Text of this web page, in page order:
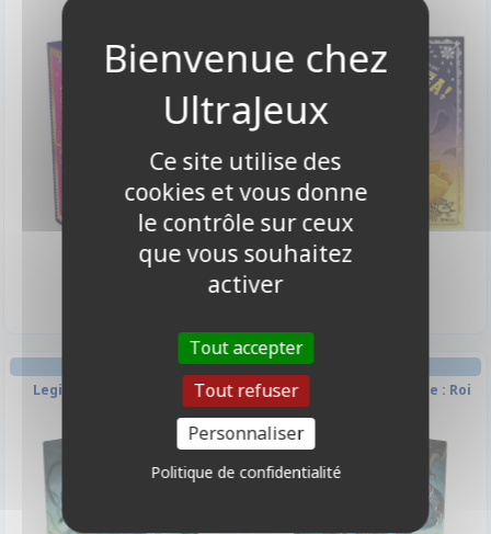
10,90 €
Disponible
20,00 €
STRATÉGIE JEU À DEUX
Legions : Abyss Universe :
STRATÉGIE JEU À DEUX
Legions : Abyss Universe : Roi
-10%
Ce site utilise des
cookies et vous donne
le contrôle sur ceux
que vous souhaitez
activer
Tout accepter
Tout refuser
Personnaliser
Politique de confidentialité